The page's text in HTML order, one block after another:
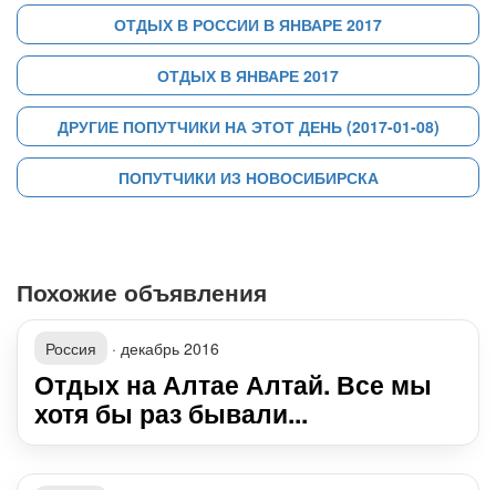
ОТДЫХ В РОССИИ В ЯНВАРЕ 2017
ОТДЫХ В ЯНВАРЕ 2017
ДРУГИЕ ПОПУТЧИКИ НА ЭТОТ ДЕНЬ (2017-01-08)
ПОПУТЧИКИ ИЗ НОВОСИБИРСКА
Похожие объявления
Россия · декабрь 2016
Отдых на Алтае Алтай. Все мы
хотя бы раз бывали...